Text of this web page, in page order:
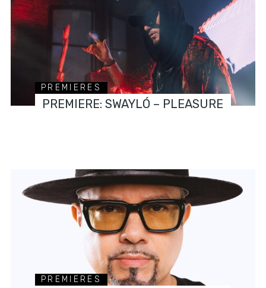
PREMIERES
PREMIERE: SWAYLÓ – PLEASURE
PREMIERES